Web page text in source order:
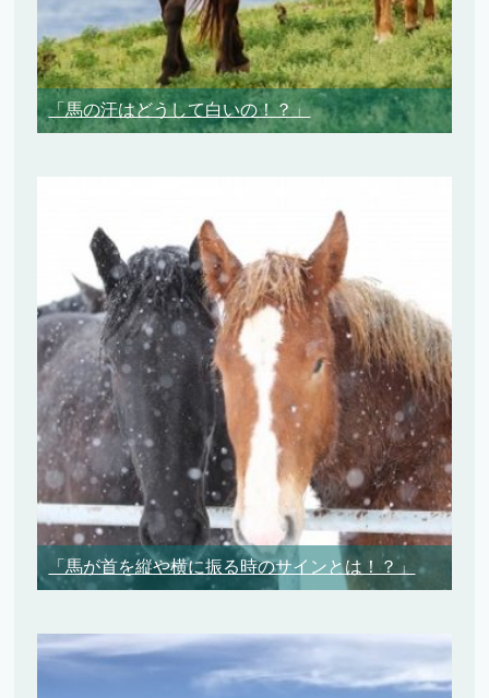
「馬の汗はどうして白いの！？」
「馬が首を縦や横に振る時のサインとは！？」